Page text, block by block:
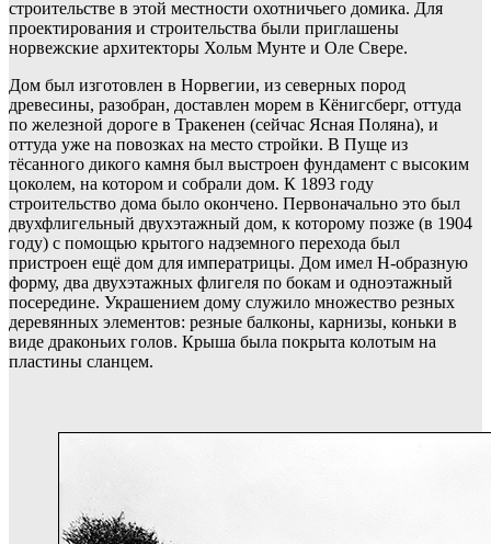
строительстве в этой местности охотничьего домика. Для
проектирования и строительства были приглашены
норвежские архитекторы Хольм Мунте и Оле Свере.
Дом был изготовлен в Норвегии, из северных пород
древесины, разобран, доставлен морем в Кёнигсберг, оттуда
по железной дороге в Тракенен (сейчас Ясная Поляна), и
оттуда уже на повозках на место стройки. В Пуще из
тёсанного дикого камня был выстроен фундамент с высоким
цоколем, на котором и собрали дом. К 1893 году
строительство дома было окончено. Первоначально это был
двухфлигельный двухэтажный дом, к которому позже (в 1904
году) с помощью крытого надземного перехода был
пристроен ещё дом для императрицы. Дом имел Н-образную
форму, два двухэтажных флигеля по бокам и одноэтажный
посередине. Украшением дому служило множество резных
деревянных элементов: резные балконы, карнизы, коньки в
виде драконьих голов. Крыша была покрыта колотым на
пластины сланцем.